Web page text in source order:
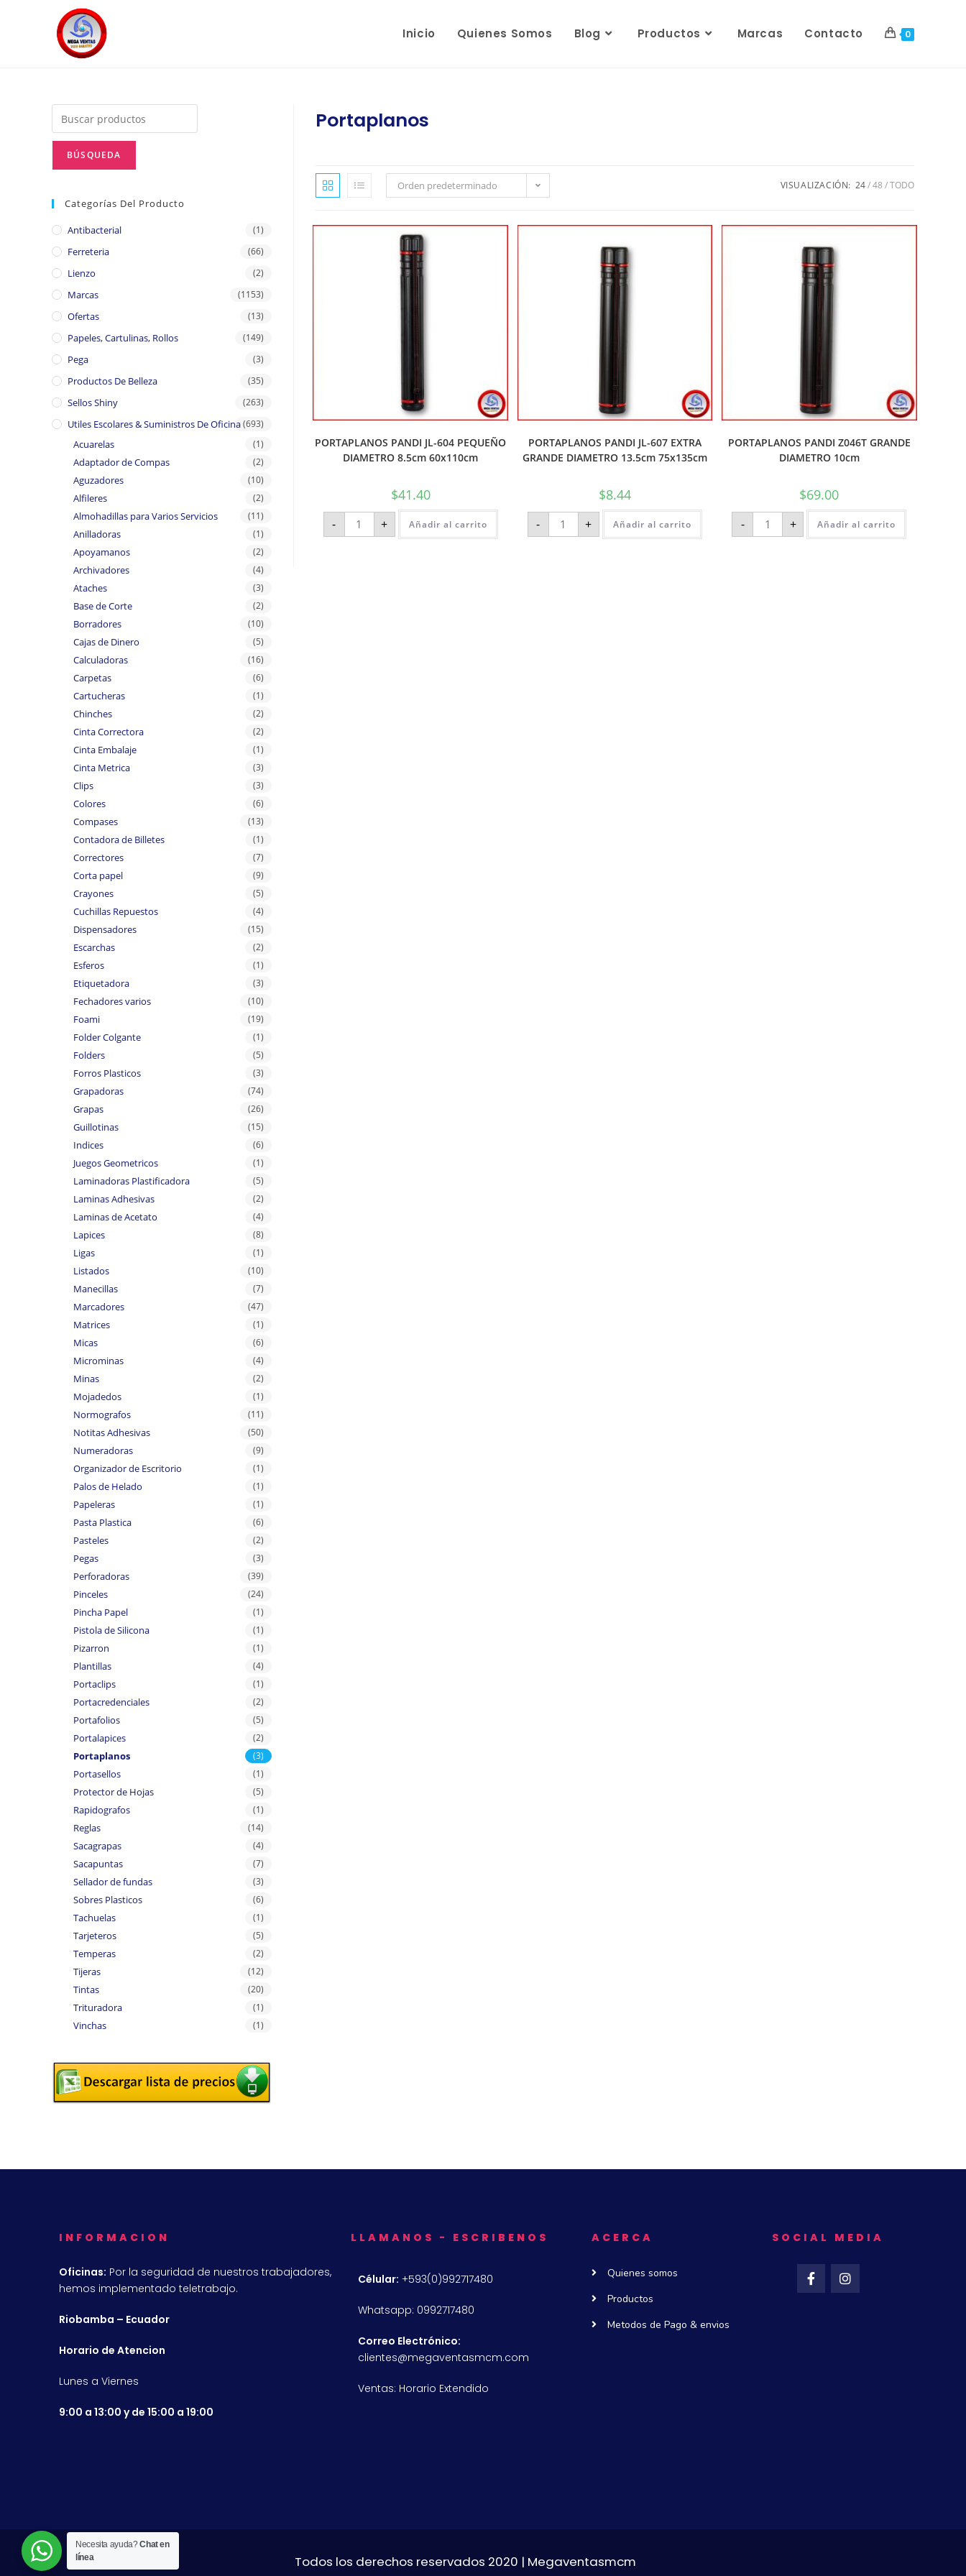
Inicio Quienes Somos Blog Productos Marcas Contacto 0
Portaplanos
Orden predeterminado VISUALIZACIÓN: 24 48 TODO
PORTAPLANOS PANDI JL-604 PEQUEÑO
DIAMETRO 8.5cm 60x110cm
$41.40
- + Añadir al carrito
PORTAPLANOS PANDI JL-607 EXTRA
GRANDE DIAMETRO 13.5cm 75x135cm
$8.44
- + Añadir al carrito
PORTAPLANOS PANDI Z046T GRANDE
DIAMETRO 10cm
$69.00
- + Añadir al carrito
Categorías Del Producto
Antibacterial (1)
Ferreteria (66)
Lienzo (2)
Marcas (1153)
Ofertas (13)
Papeles, Cartulinas, Rollos (149)
Pega (3)
Productos De Belleza (35)
Sellos Shiny (263)
Utiles Escolares & Suministros De Oficina(693)
Acuarelas (1)
Adaptador de Compas (2)
Aguzadores (10)
Alfileres (2)
Almohadillas para Varios Servicios (11)
Anilladoras (1)
Apoyamanos (2)
Archivadores (4)
Ataches (3)
Base de Corte (2)
Borradores (10)
Cajas de Dinero (5)
Calculadoras (16)
Carpetas (6)
Cartucheras (1)
Chinches (2)
Cinta Correctora (2)
Cinta Embalaje (1)
Cinta Metrica (3)
Clips (3)
Colores (6)
Compases (13)
Contadora de Billetes (1)
Correctores (7)
Corta papel (9)
Crayones (5)
Cuchillas Repuestos (4)
Dispensadores (15)
Escarchas (2)
Esferos (1)
Etiquetadora (3)
Fechadores varios (10)
Foami (19)
Folder Colgante (1)
Folders (5)
Forros Plasticos (3)
Grapadoras (74)
Grapas (26)
Guillotinas (15)
Indices (6)
Juegos Geometricos (1)
Laminadoras Plastificadora (5)
Laminas Adhesivas (2)
Laminas de Acetato (4)
Lapices (8)
Ligas (1)
Listados (10)
Manecillas (7)
Marcadores (47)
Matrices (1)
Micas (6)
Microminas (4)
Minas (2)
Mojadedos (1)
Normografos (11)
Notitas Adhesivas (50)
Numeradoras (9)
Organizador de Escritorio (1)
Palos de Helado (1)
Papeleras (1)
Pasta Plastica (6)
Pasteles (2)
Pegas (3)
Perforadoras (39)
Pinceles (24)
Pincha Papel (1)
Pistola de Silicona (1)
Pizarron (1)
Plantillas (4)
Portaclips (1)
Portacredenciales (2)
Portafolios (5)
Portalapices (2)
Portaplanos (3)
Portasellos (1)
Protector de Hojas (5)
Rapidografos (1)
Reglas (14)
Sacagrapas (4)
Sacapuntas (7)
Sellador de fundas (3)
Sobres Plasticos (6)
Tachuelas (1)
Tarjeteros (5)
Temperas (2)
Tijeras (12)
Tintas (20)
Trituradora (1)
Vinchas (1)
INFORMACION
Oficinas: Por la seguridad de nuestros trabajadores,
hemos implementado teletrabajo.
Riobamba – Ecuador
Horario de Atencion
Lunes a Viernes
9:00 a 13:00 y de 15:00 a 19:00
LLAMANOS - ESCRIBENOS
Célular: +593(0)992717480
Whatsapp: 0992717480
Correo Electrónico:
clientes@megaventasmcm.com
Ventas: Horario Extendido
ACERCA
Quienes somos
Productos
Metodos de Pago & envios
SOCIAL MEDIA
Todos los derechos reservados 2020 | Megaventasmcm
Necesita ayuda?Chat en
línea